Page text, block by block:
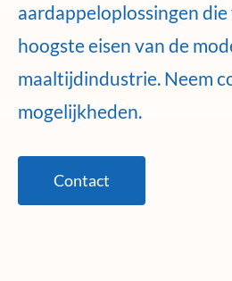
aardappeloplossingen
hoogste eisen van de
maaltijdindustrie. Neem
mogelijkheden.
Contact